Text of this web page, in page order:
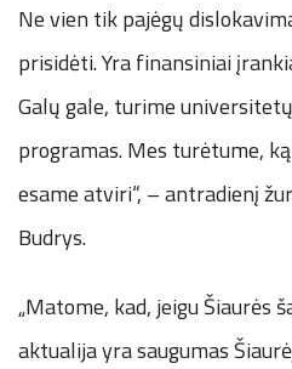
Ne vien tik pajėgų
prisidėti. Yra finansiniai
Galų gale, turime
programas. Mes turėtume,
esame atviri“, – antradienį
Budrys.
„Matome, kad, jeigu Šiaurės
aktualija yra saugumas